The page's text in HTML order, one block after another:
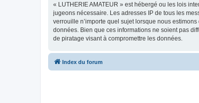
« LUTHERIE AMATEUR » est hébergé ou les lois
jugeons nécessaire. Les adresses IP de tous les
verrouille n’importe quel sujet lorsque nous
données. Bien que ces informations ne soient pas
de piratage visant à compromettre les données.
Index du forum